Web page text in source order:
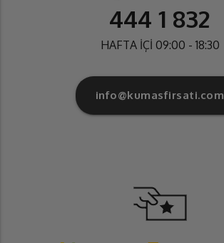
444 1 832
HAFTA İÇİ 09:00 - 18:30
info@kumasfirsati.com